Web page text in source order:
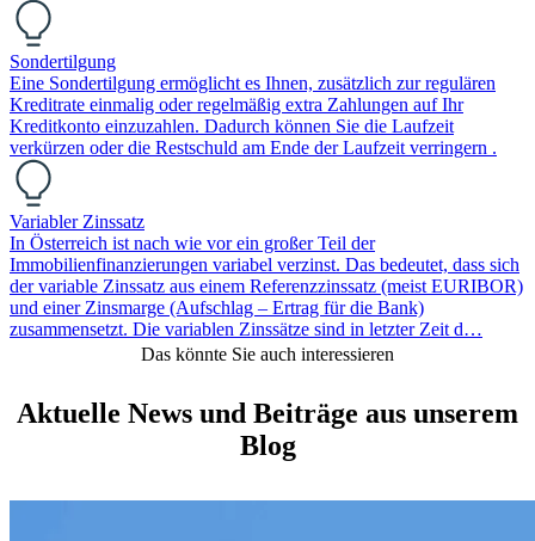
Sondertilgung
Eine Sondertilgung ermöglicht es Ihnen, zusätzlich zur regulären
Kreditrate einmalig oder regelmäßig extra Zahlungen auf Ihr
Kreditkonto einzuzahlen. Dadurch können Sie die Laufzeit
verkürzen oder die Restschuld am Ende der Laufzeit verringern .
Variabler Zinssatz
In Österreich ist nach wie vor ein großer Teil der
Immobilienfinanzierungen variabel verzinst. Das bedeutet, dass sich
der variable Zinssatz aus einem Referenzzinssatz (meist EURIBOR)
und einer Zinsmarge (Aufschlag – Ertrag für die Bank)
zusammensetzt. Die variablen Zinssätze sind in letzter Zeit d…
Das könnte Sie auch interessieren
Aktuelle News und Beiträge aus unserem
Blog